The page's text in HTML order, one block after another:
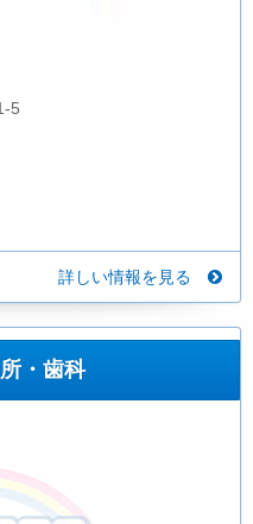
5
詳しい情報を見る
・歯科